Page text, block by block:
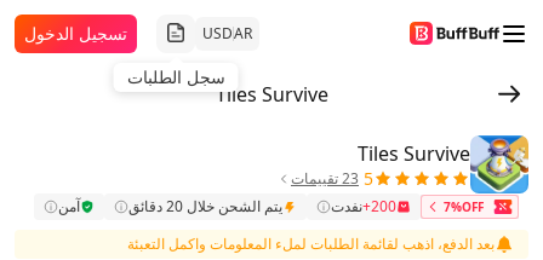
AR
USD
سجل الطلبات
تسجيل الدخول
Tiles Survive
Tiles Survive
5 23 تقييمات
7%OFF
200+ نفدت يتم الشحن خلال 20 دقائق
آمن
بعد الدفع، اذهب لقائمة الطلبات لملء المعلومات واكمل التعبئة